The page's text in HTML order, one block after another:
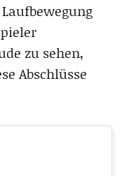
zu sehen,
Abschlüsse